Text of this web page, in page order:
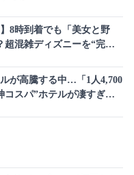
8時到着でも「美女と野
超混雑ディズニーを“完全
が高騰する中…「1人4,700
コスパ”ホテルが凄すぎ